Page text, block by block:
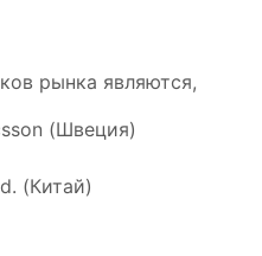
рынка являются,
(Швеция)
(Китай)